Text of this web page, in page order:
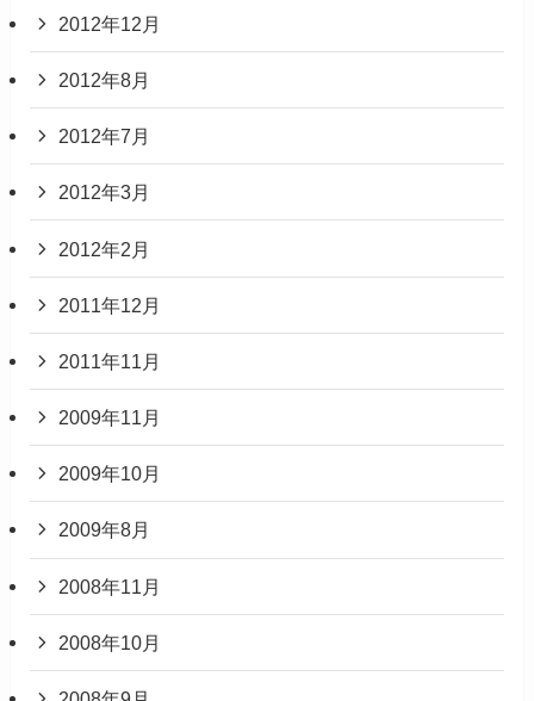
2012年12月
2012年8月
2012年7月
2012年3月
2012年2月
2011年12月
2011年11月
2009年11月
2009年10月
2009年8月
2008年11月
2008年10月